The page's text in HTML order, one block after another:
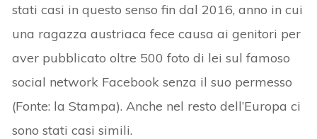
stati casi in questo senso fin dal 2016, anno in cui
una ragazza austriaca fece causa ai genitori per
aver pubblicato oltre 500 foto di lei sul famoso
social network Facebook senza il suo permesso
(Fonte: la Stampa). Anche nel resto dell’Europa ci
sono stati casi simili.